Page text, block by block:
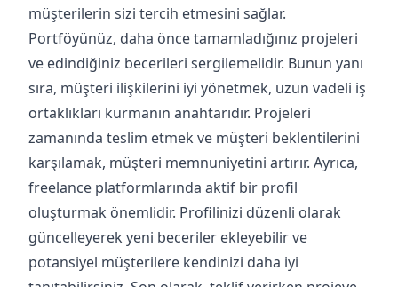
müşterilerin sizi tercih etmesini sağlar.
Portföyünüz, daha önce tamamladığınız projeleri
ve edindiğiniz becerileri sergilemelidir. Bunun yanı
sıra, müşteri ilişkilerini iyi yönetmek, uzun vadeli iş
ortaklıkları kurmanın anahtarıdır. Projeleri
zamanında teslim etmek ve müşteri beklentilerini
karşılamak, müşteri memnuniyetini artırır. Ayrıca,
freelance platformlarında aktif bir profil
oluşturmak önemlidir. Profilinizi düzenli olarak
güncelleyerek yeni beceriler ekleyebilir ve
potansiyel müşterilere kendinizi daha iyi